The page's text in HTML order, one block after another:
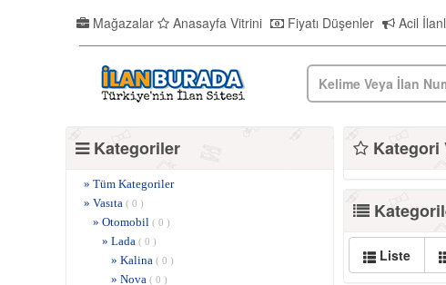
Mağazalar Anasayfa Vitrini Fiyatı Düşenler Acil
Kategoriler
» Tüm Kategoriler
» Vasıta ( 0 )
» Otomobil ( 0 )
» Lada ( 0 )
» Kalina ( 0 )
» Nova ( 0 )
Kategori
Liste